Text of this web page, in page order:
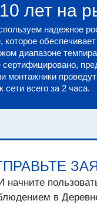
лет на
надежное
которое
диапазоне
монтажники
сети всего за 2 часа.
начните
в